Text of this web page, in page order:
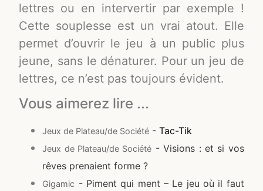
lettres ou en intervertir par exemple !
Cette souplesse est un vrai atout. Elle
permet d’ouvrir le jeu à un public plus
jeune, sans le dénaturer. Pour un jeu de
lettres, ce n’est pas toujours évident.
Vous aimerez lire ...
Jeux de Plateau/de Société - Tac-Tik
Jeux de Plateau/de Société - Visions : et si vos
rêves prenaient forme ?
Gigamic - Piment qui ment – Le jeu où il faut